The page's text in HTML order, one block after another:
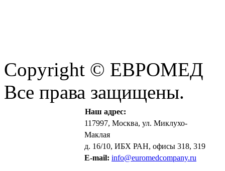
Copyright © ЕВРОМЕД
Все права защищены.
Наш адрес:
117997, Москва, ул. Миклухо-
Маклая
д. 16/10, ИБХ РАН, офисы 318, 319
E-mail: info@euromedcompany.ru